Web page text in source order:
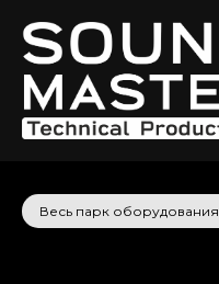
Весь парк оборудования